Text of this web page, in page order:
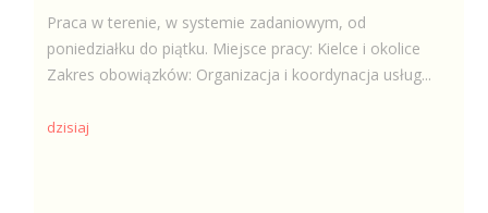
Praca w terenie, w systemie zadaniowym, od
poniedziałku do piątku. Miejsce pracy: Kielce i okolice
Zakres obowiązków: Organizacja i koordynacja usług...
dzisiaj